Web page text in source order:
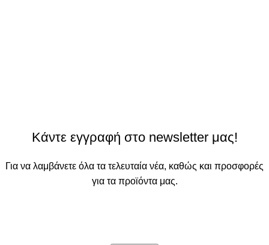
Κάντε εγγραφή στο newsletter μας!
Για να λαμβάνετε όλα τα τελευταία νέα, καθώς και προσφορές
για τα προϊόντα μας.